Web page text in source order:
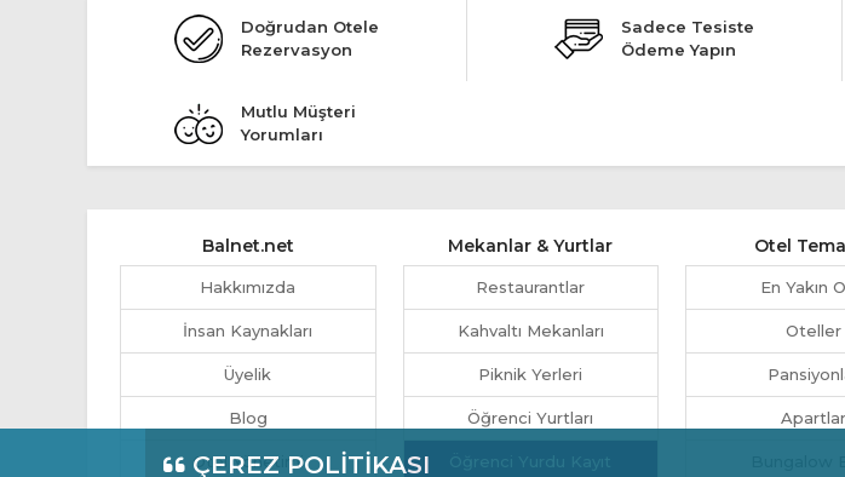
ÇEREZ POLİTİKASI
Doğrudan Otele
Rezervasyon
Sadece Tesiste
Ödeme Yapın
Mutlu Müşteri
Yorumları
Balnet.net
Hakkımızda
İnsan Kaynakları
Üyelik
Blog
Otel Yönetimi
Mekanlar & Yurtlar
Restaurantlar
Kahvaltı Mekanları
Piknik Yerleri
Öğrenci Yurtları
Otel
En Yakın
Oteller
Apartlar